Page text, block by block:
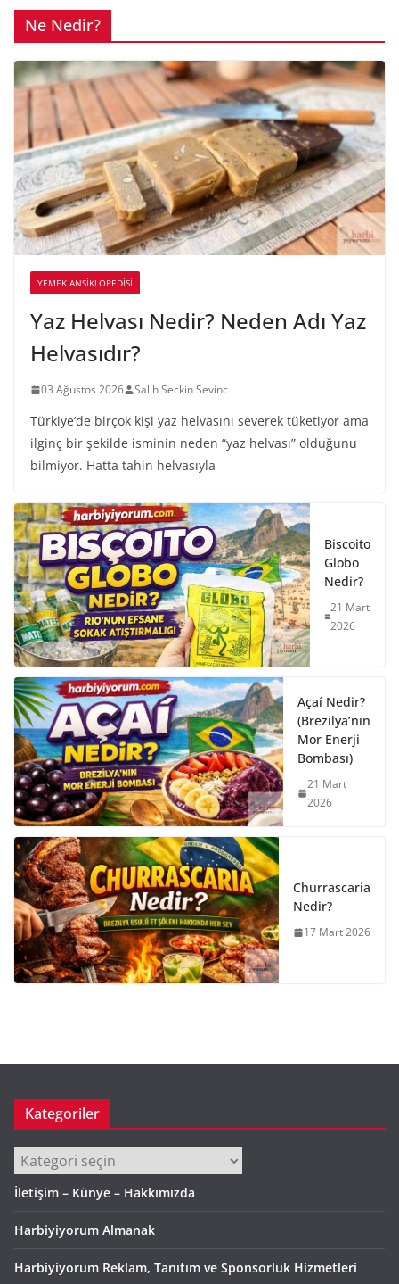
Ne Nedir?
YEMEK ANSİKLOPEDİSİ
Yaz Helvası Nedir? Neden Adı Yaz
Helvasıdır?
03 Ağustos 2026 Salih Seckin Sevinc
Türkiye’de birçok kişi yaz helvasını severek tüketiyor ama
ilginç bir şekilde isminin neden “yaz helvası” olduğunu
bilmiyor. Hatta tahin helvasıyla
Biscoito
Globo
Nedir?
21 Mart
2026
Açaí Nedir?
(Brezilya’nın
Mor Enerji
Bombası)
21 Mart
2026
Churrascaria
Nedir?
17 Mart 2026
Kategoriler
Kategoriler
İletişim – Künye – Hakkımızda
Harbiyiyorum Almanak
Harbiyiyorum Reklam, Tanıtım ve Sponsorluk Hizmetleri